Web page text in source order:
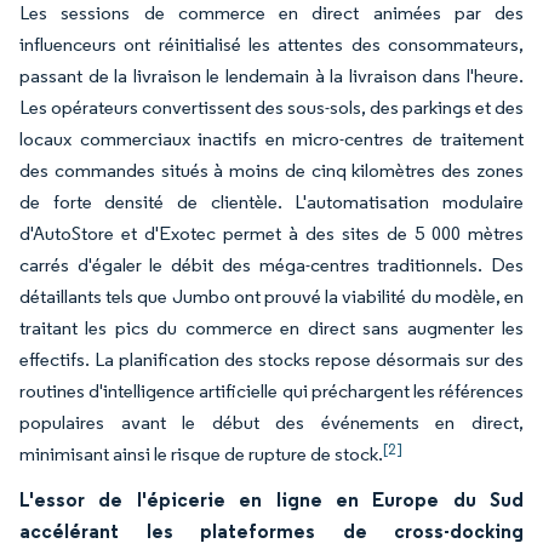
Les sessions de commerce en direct animées par des
influenceurs ont réinitialisé les attentes des consommateurs,
passant de la livraison le lendemain à la livraison dans l'heure.
Les opérateurs convertissent des sous-sols, des parkings et des
locaux commerciaux inactifs en micro-centres de traitement
des commandes situés à moins de cinq kilomètres des zones
de forte densité de clientèle. L'automatisation modulaire
d'AutoStore et d'Exotec permet à des sites de 5 000 mètres
carrés d'égaler le débit des méga-centres traditionnels. Des
détaillants tels que Jumbo ont prouvé la viabilité du modèle, en
traitant les pics du commerce en direct sans augmenter les
effectifs. La planification des stocks repose désormais sur des
routines d'intelligence artificielle qui préchargent les références
populaires avant le début des événements en direct,
minimisant ainsi le risque de rupture de stock.[2]
L'essor de l'épicerie en ligne en Europe du Sud
accélérant les plateformes de cross-docking